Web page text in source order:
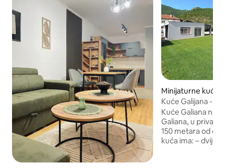
Minijaturne kuće
Kuće Galijana -
Kuće Galiana
Galiana, u
150 metara od
kuća ima: – dvije